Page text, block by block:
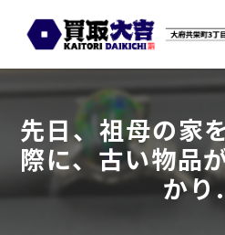
先日、祖母の家
際に、古い物品
か